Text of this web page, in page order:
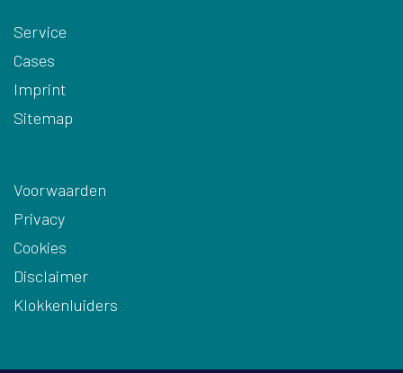
Service
Cases
Imprint
Sitemap
Voorwaarden
Privacy
Cookies
Disclaimer
Klokkenluiders